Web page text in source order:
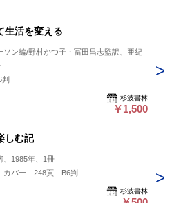
活を変える
ソン編/野村かつ子・冨田昌志監訳、亜紀
杉波書林
￥1,500
しむ記
、1985年、1冊
バー 248頁 B6判
杉波書林